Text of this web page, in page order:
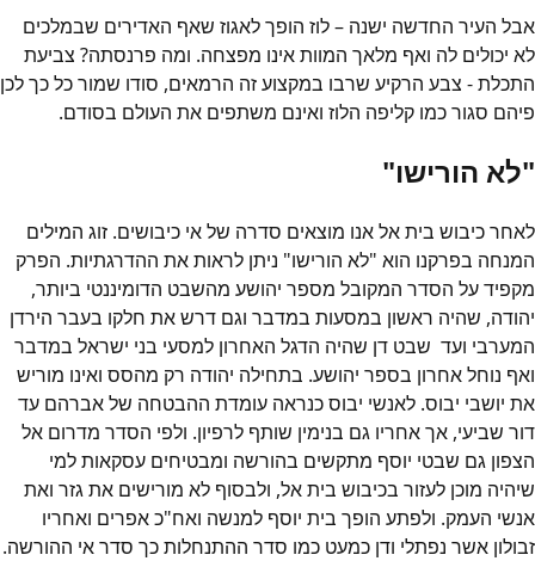
אבל העיר החדשה ישנה – לוז הופך לאגוז שאף האדירים שבמלכים
לא יכולים לה ואף מלאך המוות אינו מפצחה. ומה פרנסתה? צביעת
התכלת - צבע הרקיע שרבו במקצוע זה הרמאים, סודו שמור כל כך לכן
פיהם סגור כמו קליפה הלוז ואינם משתפים את העולם בסודם.
"לא הורישו"
לאחר כיבוש בית אל אנו מוצאים סדרה של אי כיבושים. זוג המילים
המנחה בפרקנו הוא "לא הורישו" ניתן לראות את ההדרגתיות. הפרק
מקפיד על הסדר המקובל מספר יהושע מהשבט הדומיננטי ביותר,
יהודה, שהיה ראשון במסעות במדבר וגם דרש את חלקו בעבר הירדן
המערבי ועד שבט דן שהיה הדגל האחרון למסעי בני ישראל במדבר
ואף נוחל אחרון בספר יהושע. בתחילה יהודה רק מהסס ואינו מוריש
את יושבי יבוס. לאנשי יבוס כנראה עומדת ההבטחה של אברהם עד
דור שביעי, אך אחריו גם בנימין שותף לרפיון. ולפי הסדר מדרום אל
הצפון גם שבטי יוסף מתקשים בהורשה ומבטיחים עסקאות למי
שיהיה מוכן לעזור בכיבוש בית אל, ולבסוף לא מורישים את גזר ואת
אנשי העמק. ולפתע הופך בית יוסף למנשה ואח"כ אפרים ואחריו
זבולון אשר נפתלי ודן כמעט כמו סדר ההתנחלות כך סדר אי ההורשה.